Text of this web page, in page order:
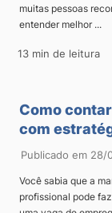
muitas pessoas
entender melhor ...
13 min de leitura
Como
com
Publicado em 28/
Você sabia que a
profissional pode